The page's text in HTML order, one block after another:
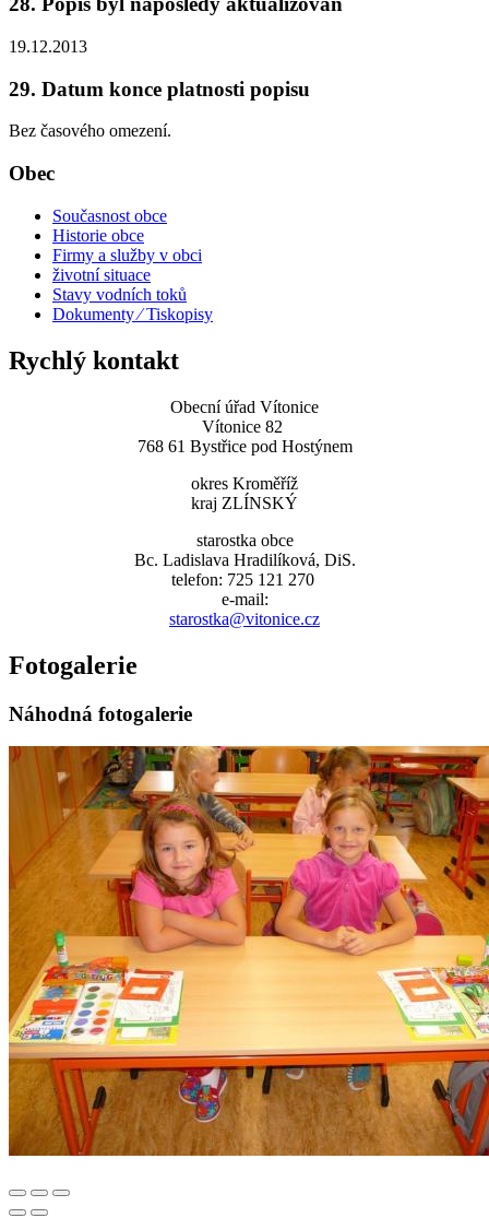
19.12.2013
29. Datum konce platnosti popisu
Bez časového omezení.
Obec
Současnost obce
Historie obce
Firmy a služby v obci
životní situace
Stavy vodních toků
Dokumenty ⁄ Tiskopisy
Rychlý kontakt
Obecní úřad Vítonice
Vítonice 82
768 61 Bystřice pod Hostýnem
okres Kroměříž
kraj ZLÍNSKÝ
starostka obce
Bc. Ladislava Hradilíková, DiS.
telefon: 725 121 270
e-mail:
starostka@vitonice.cz
Fotogalerie
Náhodná fotogalerie